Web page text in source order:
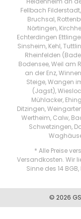
Fellbach
Bruchsal,
Nörtingen,
Echterdingen
Sinsheim, Kehl,
Rheinfelden
Bodensee, Weil am
an der Enz,
Steige, Wangen
(Jagst),
Mühlacker,
Ditzingen,
Wertheim, Calw,
Schwetzingen,
* Alle Preise
Versandkosten. Wir
Sinne des 14
© 2026